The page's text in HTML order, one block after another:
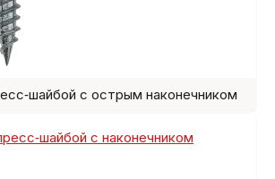
с острым наконечником